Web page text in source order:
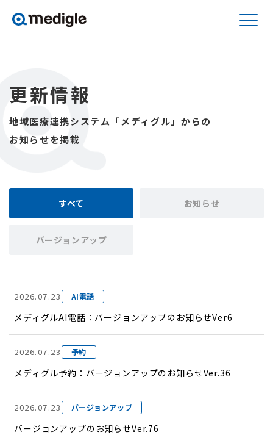
更新情報
地域医療連携システム「メディグル」からの
お知らせを掲載
すべて お知らせ
バージョンアップ
2026.07.23 AI電話
メディグルAI電話：バージョンアップのお知らせVer6
2026.07.23 予約
メディグル予約：バージョンアップのお知らせVer.36
2026.07.23 バージョンアップ
バージョンアップのお知らせVer.76